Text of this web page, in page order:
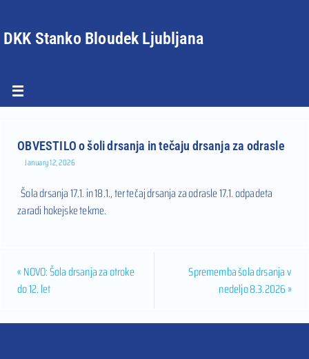
DKK Stanko Bloudek Ljubljana
OBVESTILO o šoli drsanja in tečaju drsanja za odrasle
January 12, 2026
Šola drsanja 17.1. in 18.1., ter tečaj drsanja za odrasle 17.1. odpadeta
zaradi hokejske tekme.
« NOVO: Šola drsanja za otroke
do 12. let
Sprememba šola drsanja v
nedeljo 8.3.2026 »